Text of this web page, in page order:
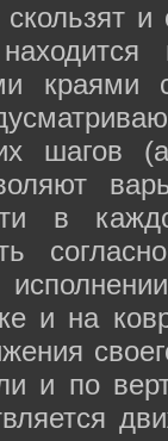
краями
шагов
в
и на
и по